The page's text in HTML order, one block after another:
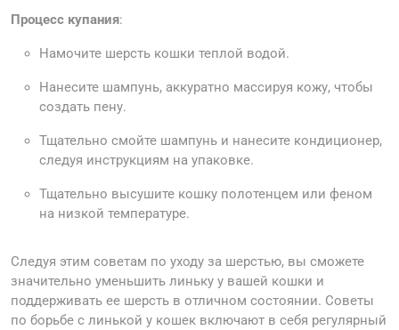
Процесс купания:
Намочите шерсть кошки теплой водой.
Нанесите шампунь, аккуратно массируя кожу, чтобы
создать пену.
Тщательно смойте шампунь и нанесите кондиционер,
следуя инструкциям на упаковке.
Тщательно высушите кошку полотенцем или феном
на низкой температуре.
Следуя этим советам по уходу за шерстью, вы сможете
значительно уменьшить линьку у вашей кошки и
поддерживать ее шерсть в отличном состоянии. Советы
по борьбе с линькой у кошек включают в себя регулярный